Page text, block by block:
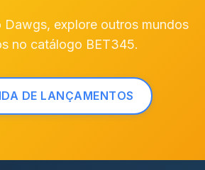
Dawgs, explore outros mundos
no catálogo BET345.
DE LANÇAMENTOS